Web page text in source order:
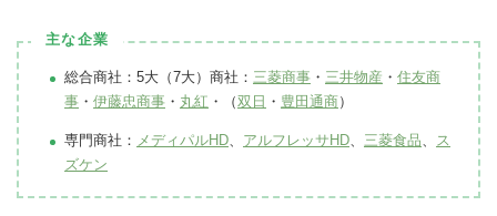
主な企業
総合商社：5大（7大）商社： 三菱商事 ・ 三井物産 ・ 住友商
事 ・ 伊藤忠商事 ・ 丸紅 ・（双日 ・ 豊田通商）
専門商社： メディパルHD、 アルフレッサHD、 三菱食品、 ス
ズケン